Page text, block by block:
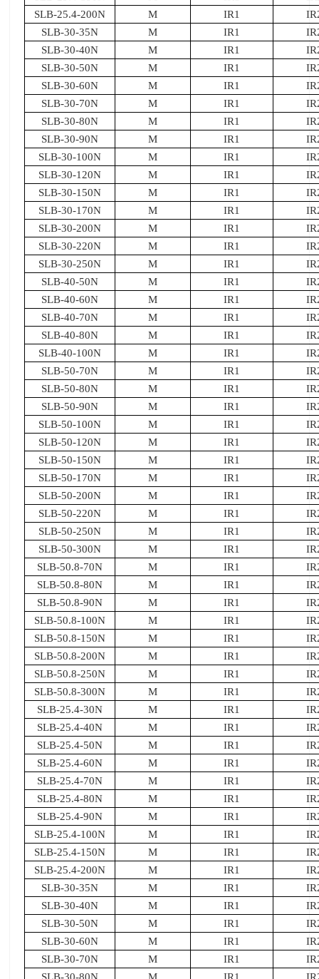
SLB-25.4-200N
M IR1
SLB-30-35N
M IR1
SLB-30-40N
M IR1
SLB-30-50N
M IR1
SLB-30-60N
M IR1
SLB-30-70N
M IR1
SLB-30-80N
M IR1
SLB-30-90N
M IR1
SLB-30-100N
M IR1
SLB-30-120N
M IR1
SLB-30-150N
M IR1
SLB-30-170N
M IR1
SLB-30-200N
M IR1
SLB-30-220N
M IR1
SLB-30-250N
M IR1
SLB-40-50N
M IR1
SLB-40-60N
M IR1
SLB-40-70N
M IR1
SLB-40-80N
M IR1
SLB-40-100N
M IR1
SLB-50-70N
M IR1
SLB-50-80N
M IR1
SLB-50-90N
M IR1
SLB-50-100N
M IR1
SLB-50-120N
M IR1
SLB-50-150N
M IR1
SLB-50-170N
M IR1
SLB-50-200N
M IR1
SLB-50-220N
M IR1
SLB-50-250N
M IR1
SLB-50-300N
M IR1
SLB-50.8-70N
M IR1
SLB-50.8-80N
M IR1
SLB-50.8-90N
M IR1
SLB-50.8-100N
M IR1
SLB-50.8-150N
M IR1
SLB-50.8-200N
M IR1
SLB-50.8-250N
M IR1
SLB-50.8-300N
M IR1
SLB-25.4-30N
M IR1
SLB-25.4-40N
M IR1
SLB-25.4-50N
M IR1
SLB-25.4-60N
M IR1
SLB-25.4-70N
M IR1
SLB-25.4-80N
M IR1
SLB-25.4-90N
M IR1
SLB-25.4-100N
M IR1
SLB-25.4-150N
M IR1
SLB-25.4-200N
M IR1
SLB-30-35N
M IR1
SLB-30-40N
M IR1
SLB-30-50N
M IR1
SLB-30-60N
M IR1
SLB-30-70N
M IR1